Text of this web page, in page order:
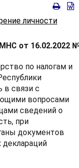
личности
от 16.02.2022
по налогам и
в связи с
вопросами
сведений о
при
документов
деклараций